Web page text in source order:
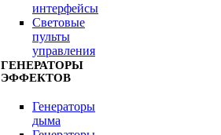
интерфейсы
Световые
пульты
управления
ГЕНЕРАТОРЫ
ЭФФЕКТОВ
Генераторы
дыма